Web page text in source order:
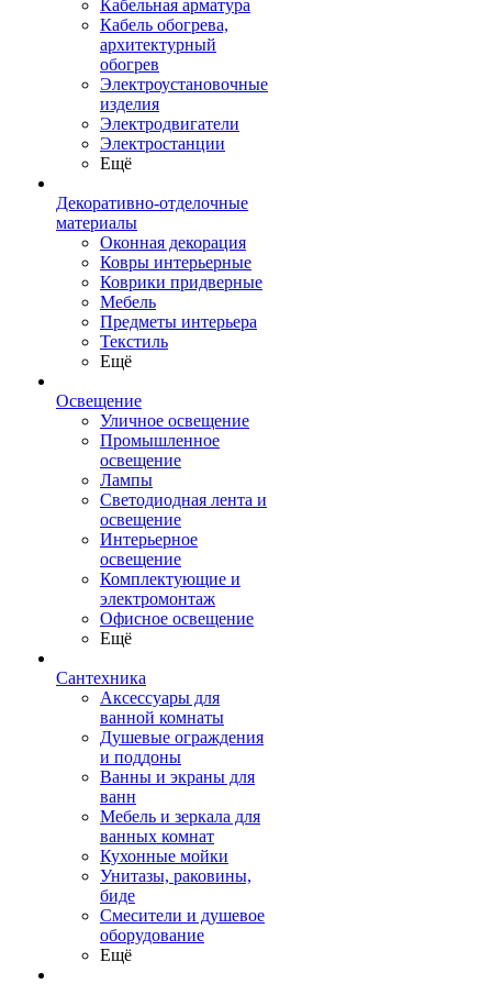
Кабельная арматура
Кабель обогрева,
архитектурный
обогрев
Электроустановочные
изделия
Электродвигатели
Электростанции
Ещё
Декоративно-отделочные
материалы
Оконная декорация
Ковры интерьерные
Коврики придверные
Мебель
Предметы интерьера
Текстиль
Ещё
Освещение
Уличное освещение
Промышленное
освещение
Лампы
Светодиодная лента и
освещение
Интерьерное
освещение
Комплектующие и
электромонтаж
Офисное освещение
Ещё
Сантехника
Аксессуары для
ванной комнаты
Душевые ограждения
и поддоны
Ванны и экраны для
ванн
Мебель и зеркала для
ванных комнат
Кухонные мойки
Унитазы, раковины,
биде
Смесители и душевое
оборудование
Ещё